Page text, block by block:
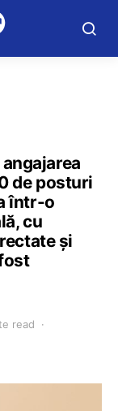
de posturi
într-o
cu
și
read